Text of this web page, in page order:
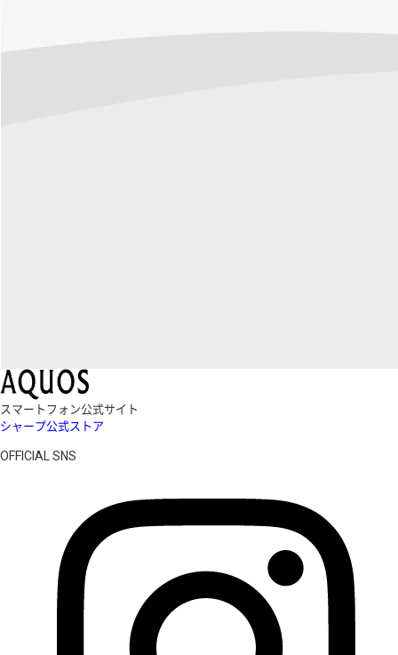
スマートフォン公式サイト
シャープ公式ストア
OFFICIAL SNS